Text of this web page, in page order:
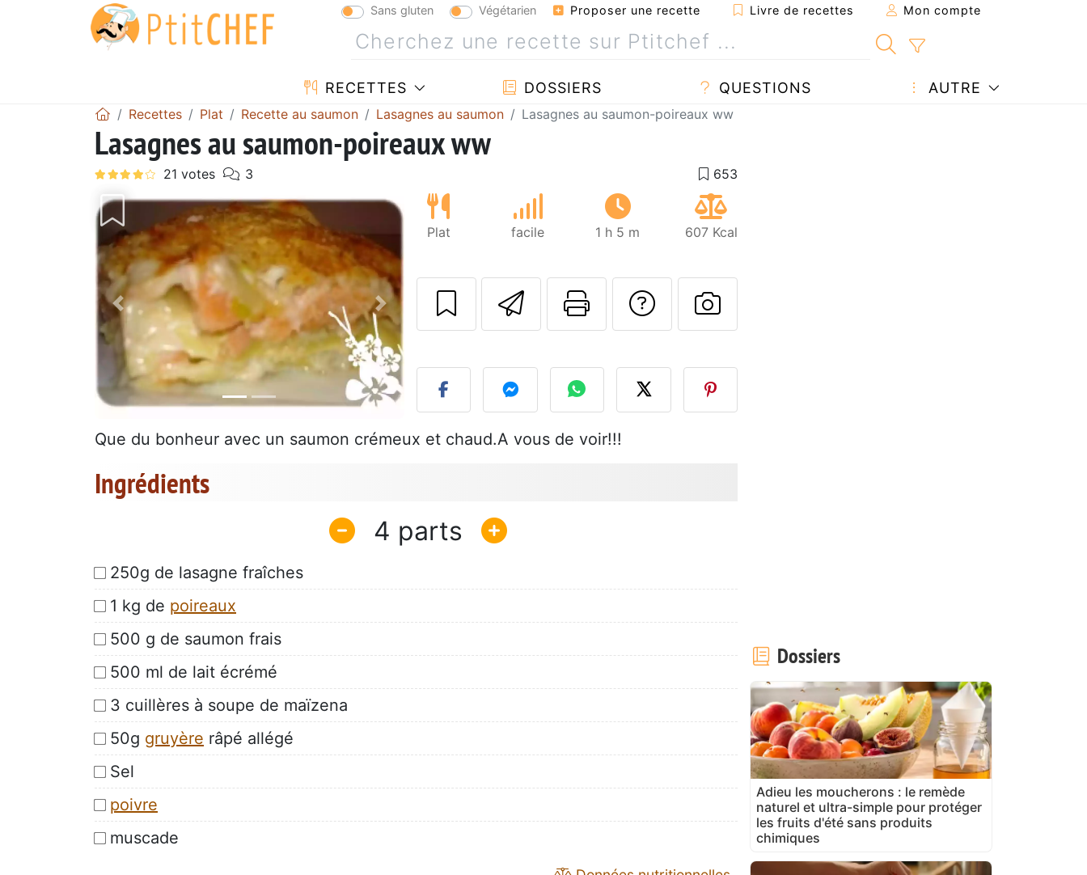
Sans gluten Végétarien Proposer une recette Livre de recettes Mon compte
RECETTES DOSSIERS QUESTIONS AUTRE
Recettes Plat Recette au saumon Lasagnes au saumon Lasagnes au saumon-poireaux ww
Lasagnes au saumon-poireaux ww
Précédent Suivant
Plat facile 1 h 5 m 607 Kcal
Envoyer cette recette à un ami
Imprimer cette page
Poser une question à l'auteur
Publier votre photo de cette
Que du bonheur avec un saumon crémeux et chaud.A vous de voir!!!
Ingrédients
4
250g de lasagne fraîches
1 kg de poireaux
500 g de saumon frais
500 ml de lait écrémé
3 cuillères à soupe de maïzena
50g gruyère râpé allégé
Sel
poivre
muscade
Dossiers
Adieu les moucherons : le remède
naturel et ultra-simple pour protéger
les fruits d'été sans produits
chimiques